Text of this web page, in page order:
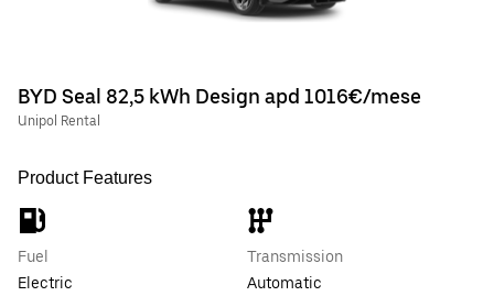
BYD Seal 82,5 kWh Design apd 1016€/mese
Unipol Rental
Product Features
Fuel
Electric
Transmission
Automatic